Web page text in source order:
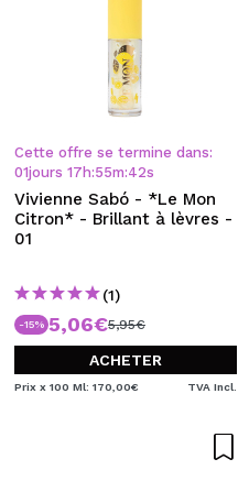
Cette offre se termine dans:
01jours 17 h:55m:41s
Vivienne Sabó - *Le Mon
Citron* - Brillant à lèvres -
01
(1)
-15% 5,06€5,95€
ACHETER
Prix x 100 Ml: 170,00€ TVA Incl.